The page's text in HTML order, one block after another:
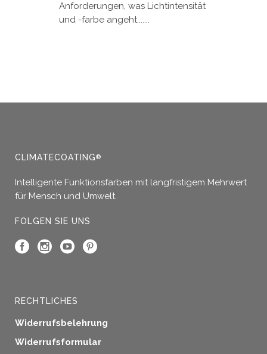
Anforderungen, was Lichtintensität
und -farbe angeht.......
CLIMATECOATING®
Intelligente Funktionsfarben mit langfristigem Mehrwert
für Mensch und Umwelt.
FOLGEN SIE UNS
RECHTLICHES
Widerrufsbelehrung
Widerrufsformular